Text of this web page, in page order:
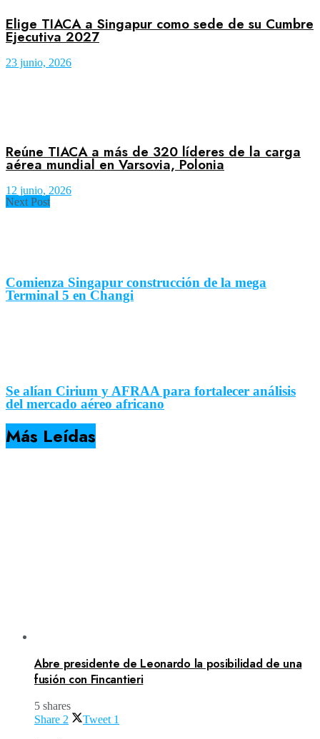
Elige TIACA a Singapur como sede de su Cumbre
Ejecutiva 2027
23 junio, 2026
Reúne TIACA a más de 320 líderes de la carga
aérea mundial en Varsovia, Polonia
12 junio, 2026
Next Post
Comienza Singapur construcción de la mega
Terminal 5 en Changi
Se alían Cirium y AFRAA para fortalecer análisis
del mercado aéreo africano
Más Leídas
Abre presidente de Leonardo la posibilidad de una
fusión con Fincantieri
5 shares
Share 2 Tweet 1